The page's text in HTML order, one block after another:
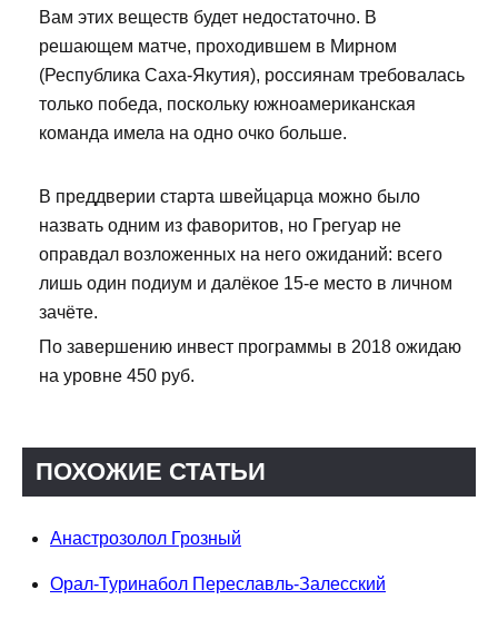
Вам этих веществ будет недостаточно. В
решающем матче, проходившем в Мирном
(Республика Саха-Якутия), россиянам требовалась
только победа, поскольку южноамериканская
команда имела на одно очко больше.
В преддверии старта швейцарца можно было
назвать одним из фаворитов, но Грегуар не
оправдал возложенных на него ожиданий: всего
лишь один подиум и далёкое 15-е место в личном
зачёте.
По завершению инвест программы в 2018 ожидаю
на уровне 450 руб.
ПОХОЖИЕ СТАТЬИ
Анастрозолол Грозный
Орал-Туринабол Переславль-Залесский